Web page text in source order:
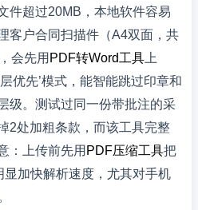
件超过20MB，本地软件容易
客户合同扫描件（A4双面，共
会先用 PDF转Word工具 上
优先’模式，能智能跳过印章和
级。测试过同一份带批注的采
2处加粗条款，而该工具完整
：上传前先用 PDF压缩工具把
加快解析速度，尤其对手机